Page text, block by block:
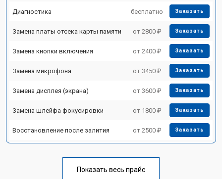
Диагностика бесплатно Заказать
Замена платы отсека карты памяти от 2800 ₽ Заказать
Замена кнопки включения от 2400 ₽ Заказать
Замена микрофона от 3450 ₽ Заказать
Замена дисплея (экрана) от 3600 ₽ Заказать
Замена шлейфа фокусировки от 1800 ₽ Заказать
Восстановление после залития от 2500 ₽ Заказать
Показать весь прайс